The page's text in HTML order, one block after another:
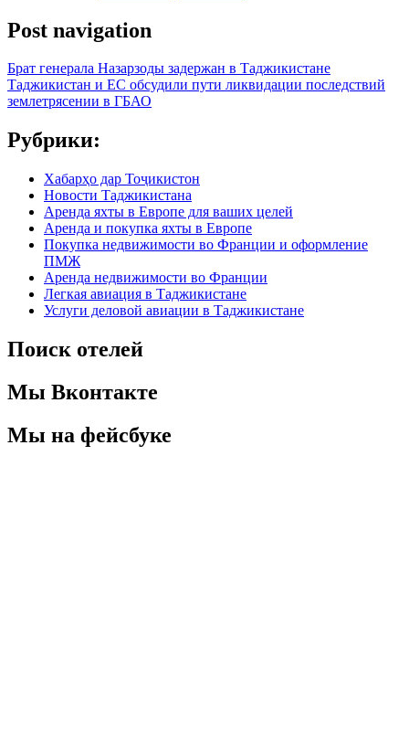
Post navigation
Брат генерала Назарзоды задержан в Таджикистане
Таджикистан и ЕС обсудили пути ликвидации последствий
землетрясении в ГБАО
Рубрики:
Хабарҳо дар Тоҷикистон
Новости Таджикистана
Аренда яхты в Европе для ваших целей
Аренда и покупка яхты в Европе
Покупка недвижимости во Франции и оформление
ПМЖ
Аренда недвижимости во Франции
Легкая авиация в Таджикистане
Услуги деловой авиации в Таджикистане
Поиск отелей
Мы Вконтакте
Мы на фейсбуке